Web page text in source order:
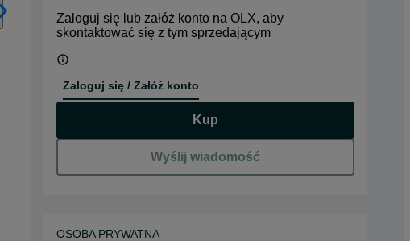
Zaloguj się lub załóż konto na OLX, aby
skontaktować się z tym sprzedającym
Zaloguj się / Załóż konto
Kup
Wyślij wiadomość
OSOBA PRYWATNA